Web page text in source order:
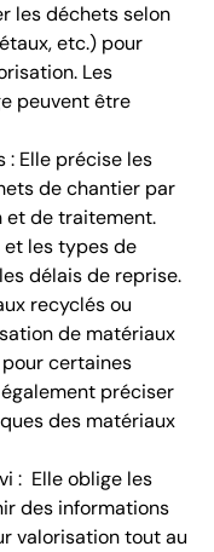
les déchets selon
etc.) pour
Les
peuvent être
: Elle précise les
de chantier par
et de traitement.
et les types de
délais de reprise.
recyclés ou
de matériaux
certaines
préciser
des matériaux
: Elle oblige les
des informations
valorisation tout au